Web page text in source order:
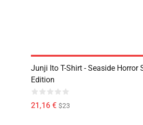
Junji Ito T-Shirt - Seaside Horror
Edition
21,16 € $23